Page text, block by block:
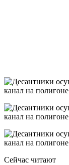
Сейчас читают